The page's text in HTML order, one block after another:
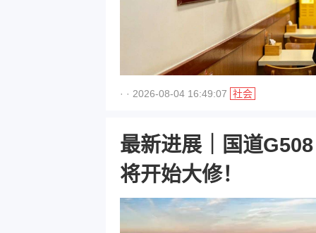
· · 2026-08-04 16:49:07 社会
最新进展｜国道
将开始大修！